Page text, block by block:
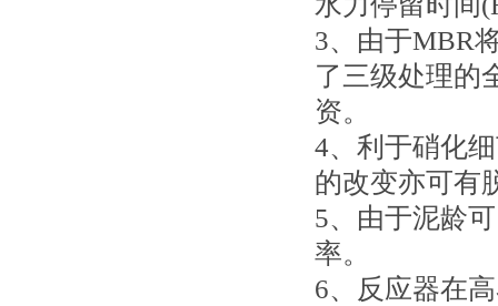
3、由于MBR
了三级处理的
资。
4、利于硝化
的改变亦可有
5、由于泥龄
率。
6、反应器在